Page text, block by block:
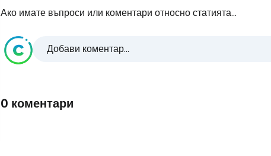
Ако имате въпроси или коментари относно статията...
Добави коментар...
0 коментари